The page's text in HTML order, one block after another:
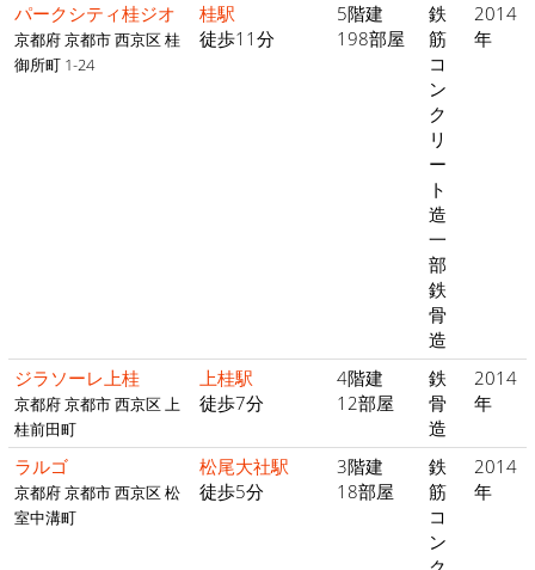
パークシティ桂ジオ
京都府 京都市 西京区 桂
御所町 1-24
桂駅
徒歩11分
5階建
198部屋
鉄
筋
コ
ン
ク
リ
ー
ト
造
一
部
鉄
骨
造
2014
年
ジラソーレ上桂
京都府 京都市 西京区 上
桂前田町
上桂駅
徒歩7分
4階建
12部屋
鉄
骨
造
2014
年
ラルゴ
京都府 京都市 西京区 松
室中溝町
松尾大社駅
徒歩5分
3階建
18部屋
鉄
筋
コ
ン
2014
年